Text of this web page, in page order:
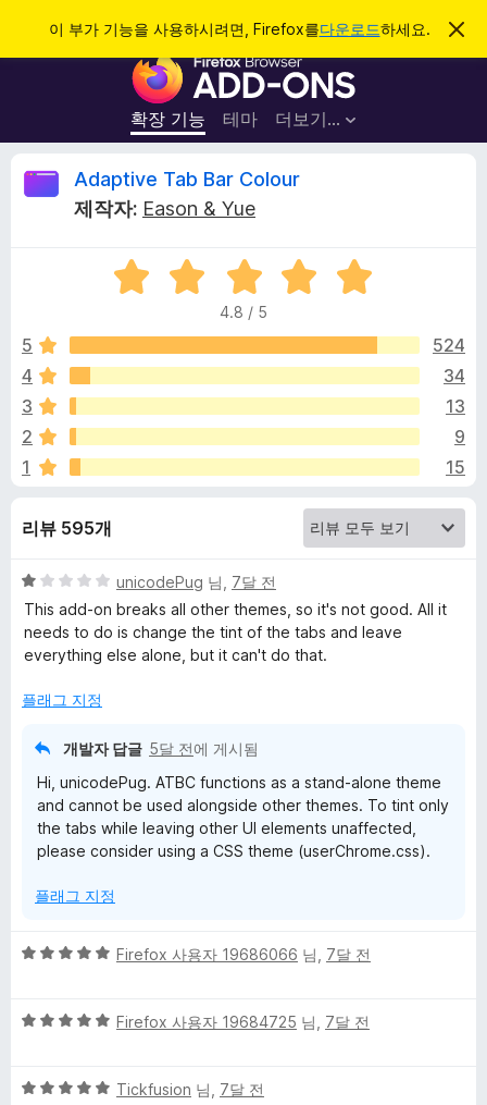
이 부가 기능을 사용하시려면, Firefox를다운로드하세요.
이
림
F
r
e
f
x
라
우
저
부
기
능
확장 기능 테마 더보기…
로그인
A
p
t
i
T
a
b
B
a
r
C
o
l
o
Adaptive Tab Bar Colour
제작자: Eason & Yue
5
점
점
4
8
4.8 / 5
5
524
4
34
3
13
2
9
1
15
리뷰 595개
5
점
만
점
1
unicodePug 님, 7달 전
This add-on breaks all other themes, so it's not good. All it
needs to do is change the tint of the tabs and leave
everything else alone, but it can't do that.
플래그 지정
개발자 답글 5달 전에 게시됨
Hi, unicodePug. ATBC functions as a stand-alone theme
and cannot be used alongside other themes. To tint only
the tabs while leaving other UI elements unaffected,
please consider using a CSS theme (userChrome.css).
플래그 지정
5
점
점
Firefox 사용자 19686066 님, 7달 전
5
점
Firefox 사용자 19684725 님, 7달 전
5
Tickfusion 님, 7달 전